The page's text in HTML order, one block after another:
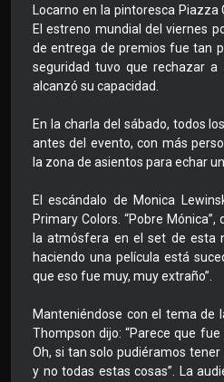
Locarno en la pintoresca Piazza
El estreno mundial del viernes
de entrega de premios fue tan
seguridad tuvo que rechazar
alcanzó su capacidad.
En la charla del sábado, todos
antes del evento, con más
la zona de asientos para echar
El escándalo de Monica
Primary Colors. “Pobre
la atmósfera en el set de esta
haciendo una película está
que eso fue muy, muy extraño”.
Manteniéndose con el tema de
Thompson dijo: “Parece que
Oh, si tan solo pudiéramos tener
y no todas estas cosas”. La